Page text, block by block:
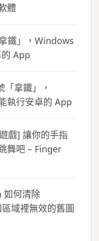
體
鐵」，Windows
App
「拿鐵」，
執行安卓的 App
戲] 讓你的手指
舞吧 – Finger
如何清除
域裡無效的舊圖